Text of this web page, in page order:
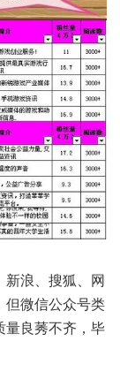
新浪、搜狐、网
但微信公众号类
量良莠不齐，毕